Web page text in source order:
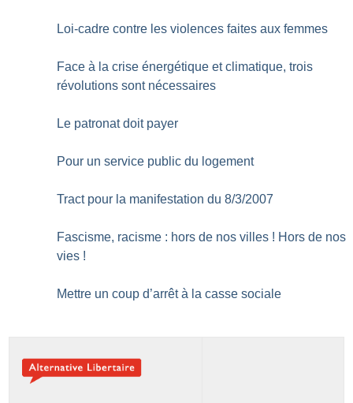
Loi-cadre contre les violences faites aux femmes
Face à la crise énergétique et climatique, trois
révolutions sont nécessaires
Le patronat doit payer
Pour un service public du logement
Tract pour la manifestation du 8/3/2007
Fascisme, racisme : hors de nos villes ! Hors de nos
vies !
Mettre un coup d’arrêt à la casse sociale